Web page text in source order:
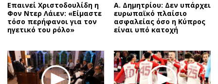
Επαινεί Χριστοδουλίδη η
Φον Ντερ Λάιεν: «Είμαστε
τόσο περήφανοι για τον
ηγετικό του ρόλο»
Α. Δημητρίου: Δεν υπάρχει
ευρωπαϊκό πλαίσιο
ασφαλείας όσο η Κύπρος
είναι υπό κατοχή